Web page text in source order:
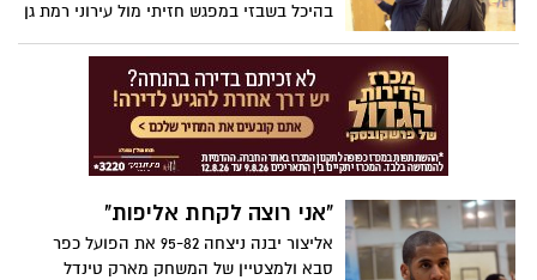
בהיכל בשבזי במפגש חזיתי מול עירוני רמת גן
צפוי להיות מלא עד אפס מקום. בהצלחה
"אני רוצה לקחת אליפות"
אליצור יבנה ניצחה 95-82 את הפועל כפר
סבא ולמצטיין של המשחק מארק טינדל